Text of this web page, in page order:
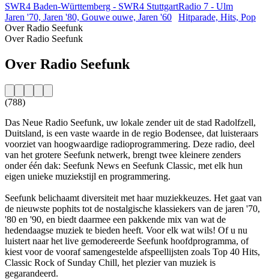
SWR4 Baden-Württemberg - SWR4 Stuttgart
Jaren '70, Jaren '80, Gouwe ouwe, Jaren '60
Radio 7 - Ulm
Hitparade, Hits, Pop
Over Radio Seefunk
Over Radio Seefunk
Over Radio Seefunk
(788)
Das Neue Radio Seefunk, uw lokale zender uit de stad Radolfzell,
Duitsland, is een vaste waarde in de regio Bodensee, dat luisteraars
voorziet van hoogwaardige radioprogrammering. Deze radio, deel
van het grotere Seefunk netwerk, brengt twee kleinere zenders
onder één dak: Seefunk News en Seefunk Classic, met elk hun
eigen unieke muziekstijl en programmering.
Seefunk belichaamt diversiteit met haar muziekkeuzes. Het gaat van
de nieuwste pophits tot de nostalgische klassiekers van de jaren '70,
'80 en '90, en biedt daarmee een pakkende mix van wat de
hedendaagse muziek te bieden heeft. Voor elk wat wils! Of u nu
luistert naar het live gemodereerde Seefunk hoofdprogramma, of
kiest voor de vooraf samengestelde afspeellijsten zoals Top 40 Hits,
Classic Rock of Sunday Chill, het plezier van muziek is
gegarandeerd.